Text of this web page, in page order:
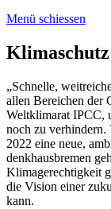
Menü schiessen
Klimaschutz
„Schnelle,
allen Bereichen der
Weltklimarat IPCC,
noch zu verhindern.
2022 eine neue,
denkhausbremen
Klimagerechtigkeit
die Vision einer
kann.